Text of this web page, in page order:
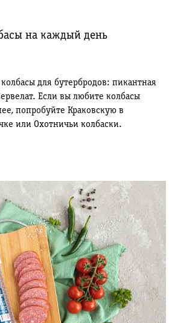
на каждый день
для бутербродов: пикантная
Если вы любите колбасы
попробуйте Краковскую в
или Охотничьи колбаски.